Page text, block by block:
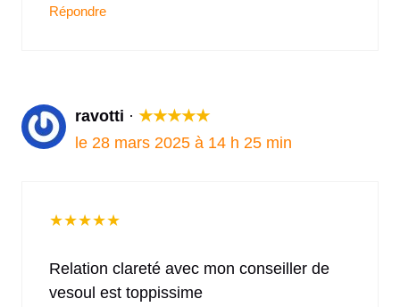
Répondre
ravotti · ★★★★★
le 28 mars 2025 à 14 h 25 min
★★★★★
Relation clareté avec mon conseiller de
vesoul est toppissime